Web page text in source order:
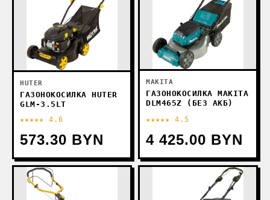
HUTER
ГАЗОНОКОСИЛКА HUTER
GLM-3.5LT
★★★★★ 4.6
573.30 BYN
MAKITA
ГАЗОНОКОСИЛКА MAKITA
DLM465Z (БЕЗ АКБ)
★★★★★ 4.5
4 425.00 BYN